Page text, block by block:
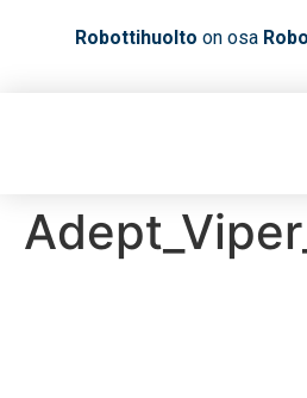
Robottihuolto on osa